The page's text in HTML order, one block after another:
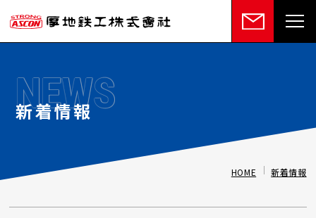
新着情報
NEWS
HOME 新着情報